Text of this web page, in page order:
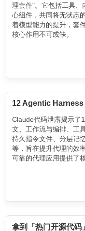
理套件"。它包括工具、
心组件，共同将无状态
着模型能力的提升，套
核心作用不可或缺。
12 Agentic
Claude代码泄露揭示了
文、工作流与编排、工
持久指令文件、分层记
等，旨在提升代理的效
可靠的代理应用提供了